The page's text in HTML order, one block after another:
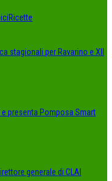
Ricette
stagionali per Ravarino e XII
presenta Pomposa Smart
generale di CLAI